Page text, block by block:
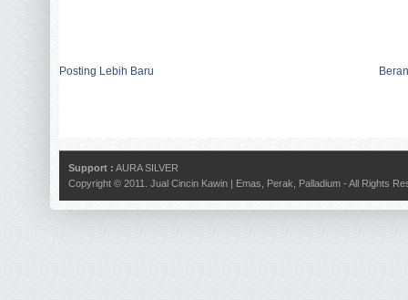
Posting Lebih Baru
Support : AURA SILVER
Copyright © 2011. Jual Cincin Kawin | Emas, Perak, Palladium - All Rights